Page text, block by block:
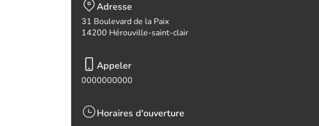
Adresse
31 Boulevard de la Paix
14200 Hérouville-saint-clair
Appeler
0000000000
Horaires d'ouverture